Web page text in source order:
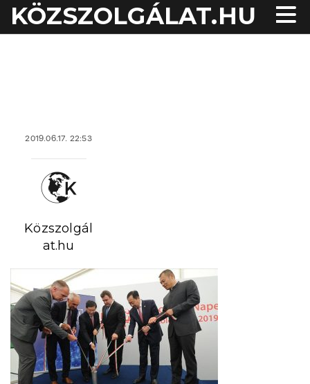
KÖZSZOLGÁLAT.HU
2019.06.17. 22:53
Közszolgál
at.hu